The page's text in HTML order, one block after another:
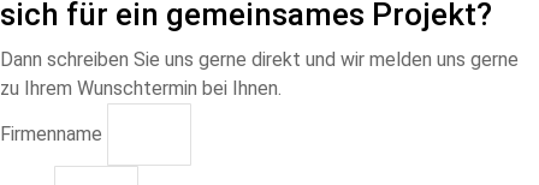
sich für ein gemeinsames Projekt?
Dann schreiben Sie uns gerne direkt und wir melden uns gerne
zu Ihrem Wunschtermin bei Ihnen.
Firmenname